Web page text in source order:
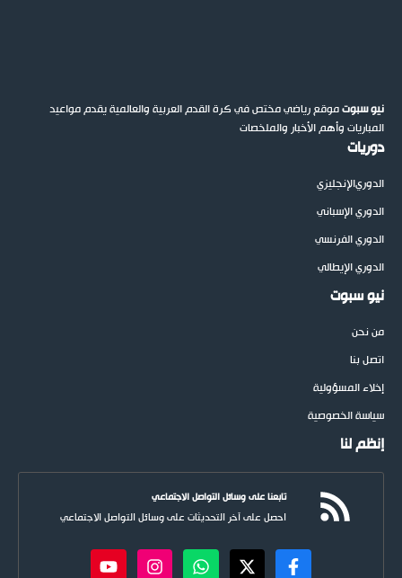
نيو سبوتموقع رياضي مختص في كرة القدم العربية والعالمية يقدم مواعيد
المباريات وأهم الأخبار والملخصات
دوريات
الدوريالإنجليزي
الدوري الإسباني
الدوري الفرنسي
الدوري الإيطالي
نيو سبوت
من نحن
اتصل بنا
إخلاء المسؤولية
سياسة الخصوصية
إنظم لنا
تابعنا على وسائل التواصل الاجتماعي
احصل على آخر التحديثات على وسائل التواصل الاجتماعي